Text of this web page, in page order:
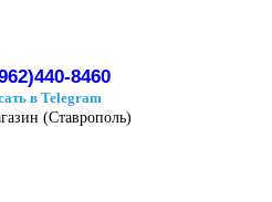
8460
в Telegram
(Ставрополь)